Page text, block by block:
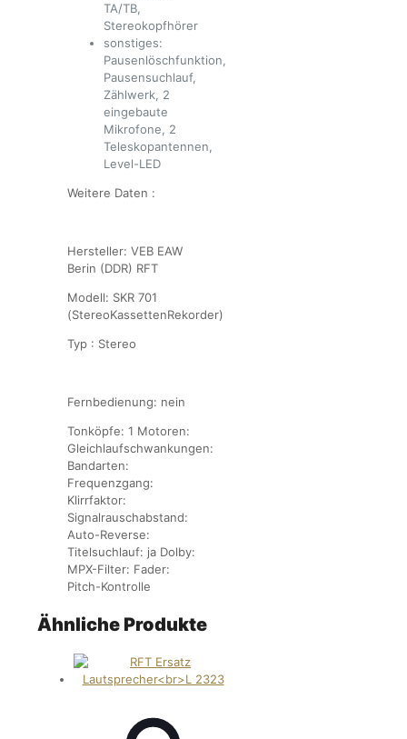
TA/TB,
Stereokopfhörer
sonstiges:
Pausenlöschfunktion,
Pausensuchlauf,
Zählwerk, 2
eingebaute
Mikrofone, 2
Teleskopantennen,
Level-LED
Weitere Daten :
Hersteller: VEB EAW
Berin (DDR) RFT
Modell: SKR 701
(StereoKassettenRekorder)
Typ : Stereo
Fernbedienung: nein
Tonköpfe: 1 Motoren:
Gleichlaufschwankungen:
Bandarten:
Frequenzgang:
Klirrfaktor:
Signalrauschabstand:
Auto-Reverse:
Titelsuchlauf: ja Dolby:
MPX-Filter: Fader:
Pitch-Kontrolle
Ähnliche Produkte